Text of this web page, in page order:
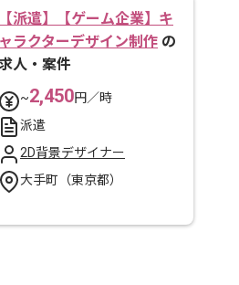
派遣】【ゲーム企業】キ
ラクターデザイン制作 の
人・案件
~2,450円／時
派遣
2D背景デザイナー
大手町（東京都）